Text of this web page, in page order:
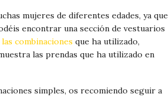
mujeres de diferentes edades, ya que
encontrar una sección de vestuarios
combinaciones que ha utilizado,
las prendas que ha utilizado en
simples, os recomiendo seguir a